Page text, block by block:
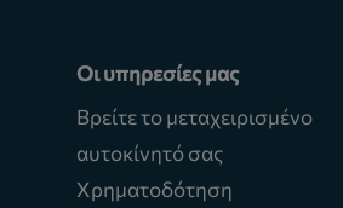
Οι υπηρεσίες μας
Βρείτε το μεταχειρισμένο
αυτοκίνητό σας
Χρηματοδότηση